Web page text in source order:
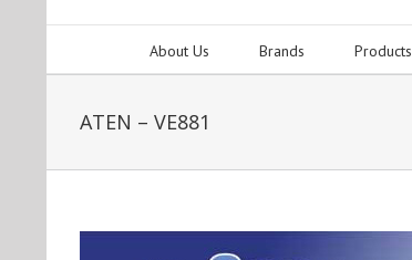
About Us Brands Products
ATEN – VE881